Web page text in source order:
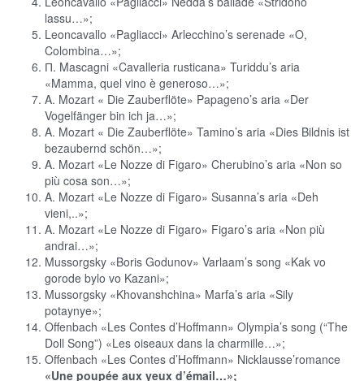
lassu…»;
Leoncavallo «Pagliacci» Arlecchino’s serenade «O,
Colombina…»;
П. Mascagni «Cavalleria rusticana» Turiddu’s aria
«Mamma, quel vino è generoso…»;
A. Mozart « Die Zauberflöte» Papageno’s aria «Der
Vogelfänger bin ich ja…»;
A. Mozart « Die Zauberflöte» Tamino’s aria «Dies Bildnis ist
bezaubernd schön…»;
A. Mozart «Le Nozze di Figaro» Cherubino’s aria «Non so
più cosa son…»;
A. Mozart «Le Nozze di Figaro» Susanna’s aria «Deh
vieni,..»;
A. Mozart «Le Nozze di Figaro» Figaro’s aria «Non più
andrai…»;
Mussorgsky «Boris Godunov» Varlaam’s song «Kak vo
gorode bylo vo Kazani»;
Mussorgsky «Khovanshchina» Marfa’s aria «Sily
potaynye»;
Offenbach «Les Contes d’Hoffmann» Olympia’s song (“The
Doll Song”) «Les oiseaux dans la charmille…»;
Offenbach «Les Contes d’Hoffmann» Nicklausse’romance
«Une poupée aux yeux d’émail…»;